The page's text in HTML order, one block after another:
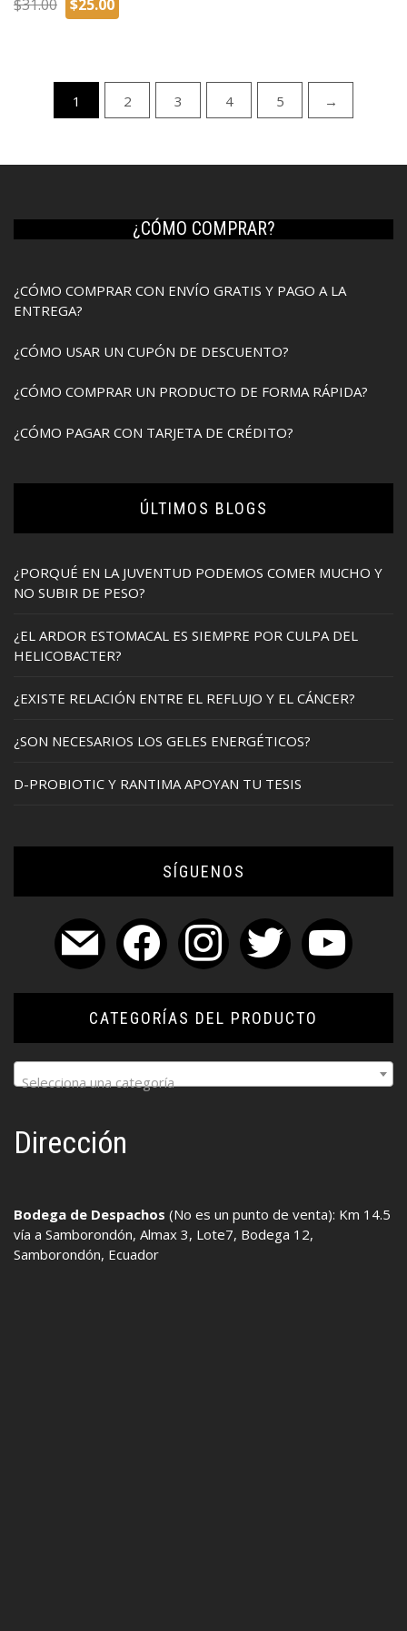
$31.00
precio
$31.00.
$25.00
$25.00.
1 2 3 4 5 →
¿CÓMO COMPRAR?
¿CÓMO COMPRAR CON ENVÍO GRATIS Y PAGO A LA
ENTREGA?
¿CÓMO USAR UN CUPÓN DE DESCUENTO?
¿CÓMO COMPRAR UN PRODUCTO DE FORMA RÁPIDA?
¿CÓMO PAGAR CON TARJETA DE CRÉDITO?
ÚLTIMOS BLOGS
¿PORQUÉ EN LA JUVENTUD PODEMOS COMER MUCHO Y
NO SUBIR DE PESO?
¿EL ARDOR ESTOMACAL ES SIEMPRE POR CULPA DEL
HELICOBACTER?
¿EXISTE RELACIÓN ENTRE EL REFLUJO Y EL CÁNCER?
¿SON NECESARIOS LOS GELES ENERGÉTICOS?
D-PROBIOTIC Y RANTIMA APOYAN TU TESIS
SÍGUENOS
mail facebook instagram twitter youtube
CATEGORÍAS DEL PRODUCTO
Selecciona una categoría
Dirección
Bodega de Despachos (No es un punto de venta): Km 14.5
vía a Samborondón, Almax 3, Lote7, Bodega 12,
Samborondón, Ecuador